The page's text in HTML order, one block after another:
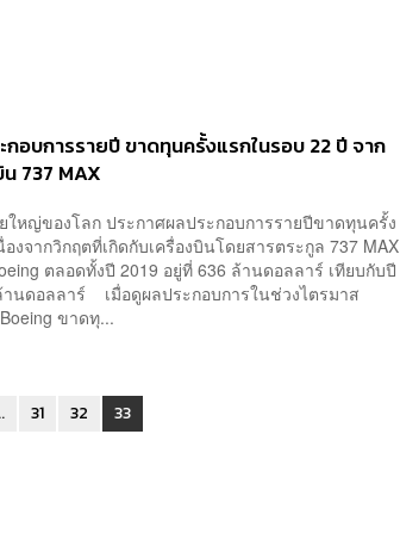
อบการรายปี ขาดทุนครั้งแรกในรอบ 22 ปี จาก
737 MAX
ใหญ่ของโลก ประกาศผลประกอบการรายปีขาดทุนครั้ง
งจากวิกฤตที่เกิดกับเครื่องบินโดยสารตระกูล 737 MAX
ตลอดทั้งปี 2019 อยู่ที่ 636 ล้านดอลลาร์ เทียบกับปี
านดอลลาร์ เมื่อดูผลประกอบการในช่วงไตรมาส
ขาดทุ...
31 32 33